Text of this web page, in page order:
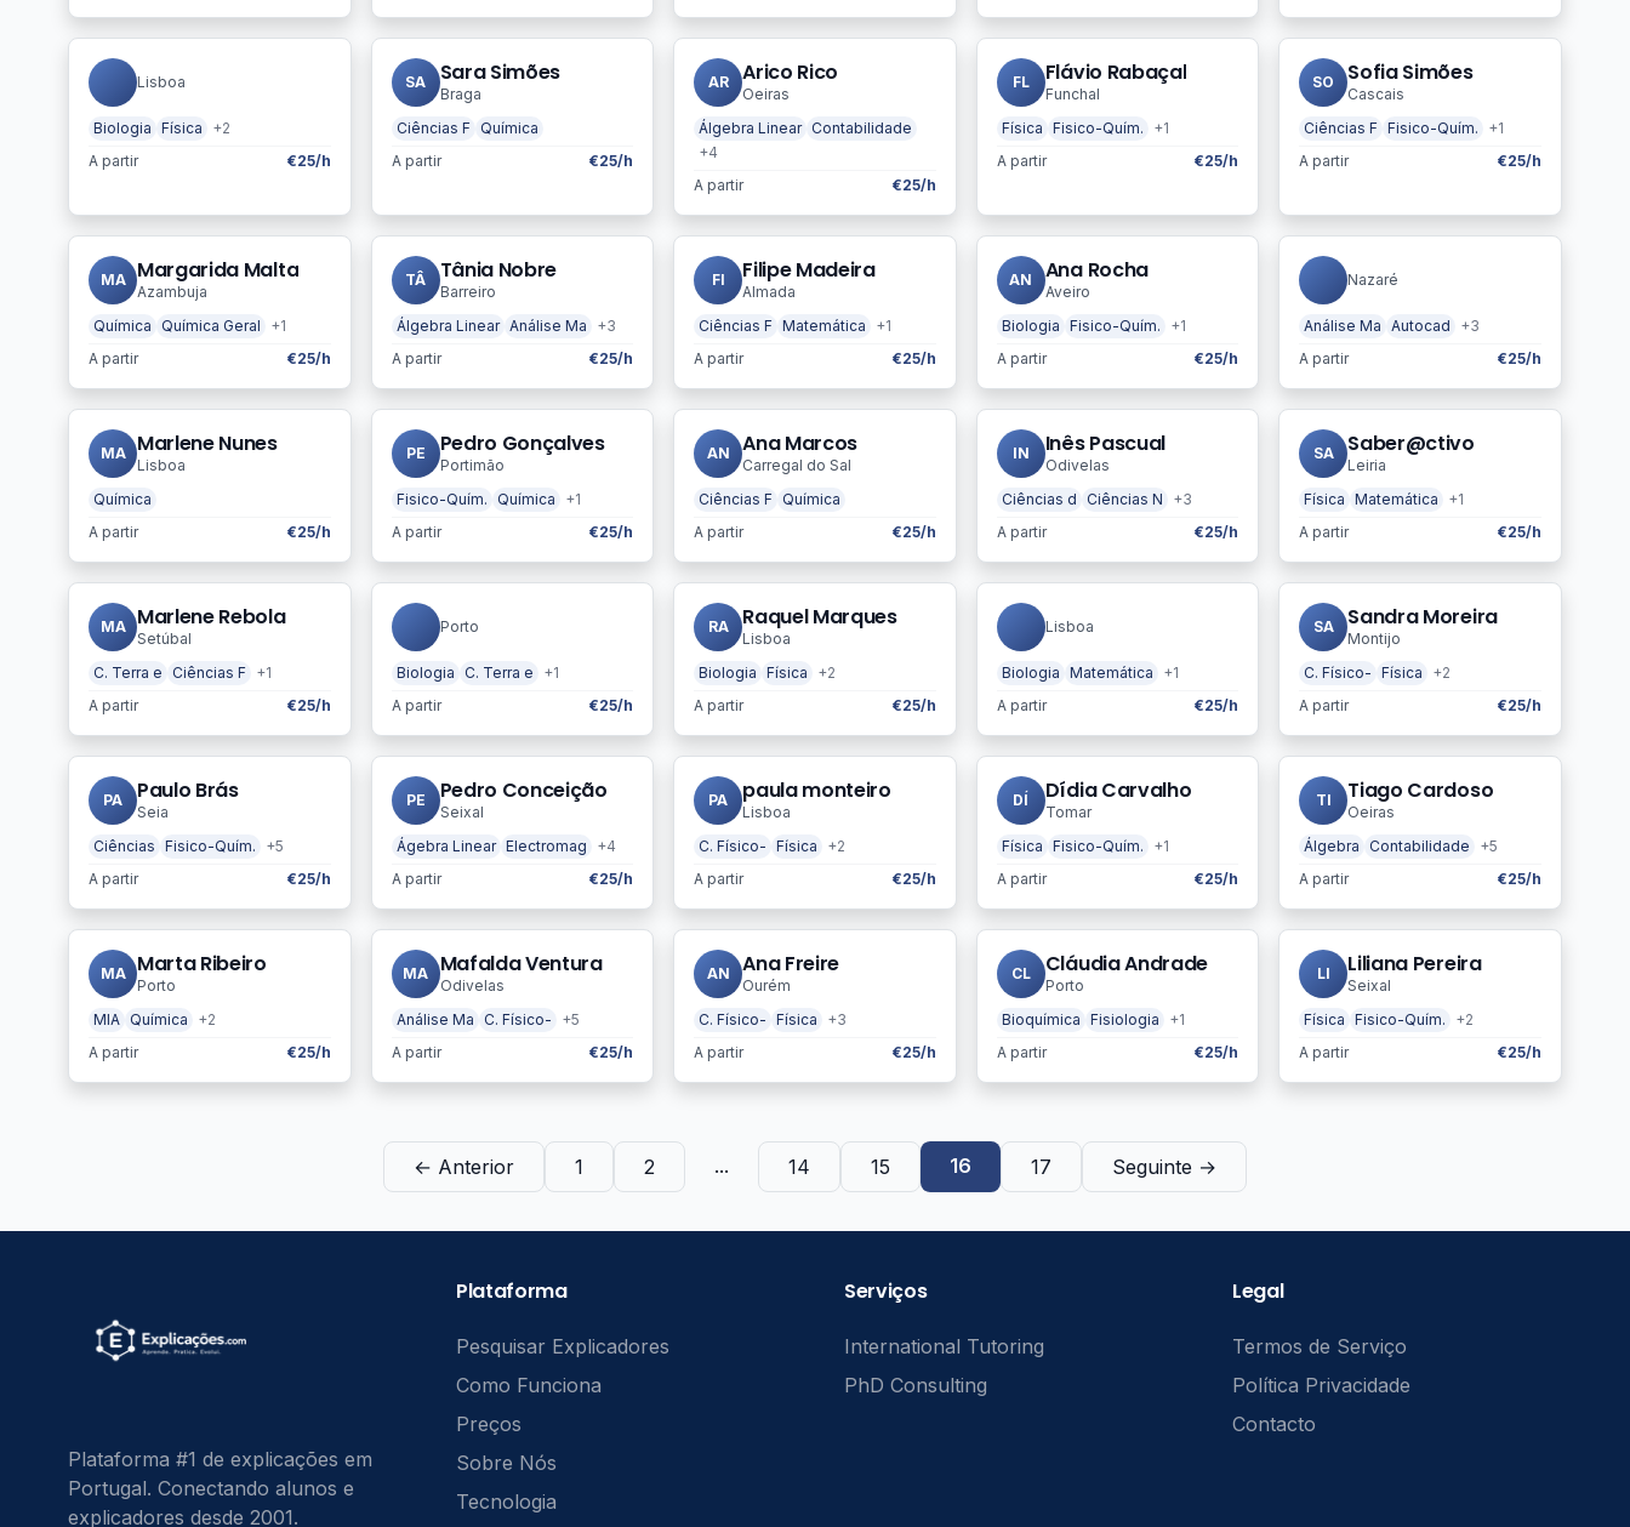
Lisboa
Biologia Física
+2
A partir
€25/h
SA Sara Simões
Braga
Ciências F
Química
A partir
€25/h
AR Arico Rico
Oeiras
Álgebra Linear Contabilidade
+4
A partir
€25/h
FL Flávio Rabaçal
Funchal
Física Fisico-Quím.
+1
A partir
€25/h
SO Sofia Simões
Cascais
Ciências F
Fisico-Quím.
+1
A partir
€25/h
MA Margarida Malta
Azambuja
Química
Química Geral
+1
A partir
€25/h
TÂ Tânia Nobre
Barreiro
Álgebra Linear Análise Ma
+3
A partir
€25/h
FI Filipe Madeira
Almada
Ciências F
Matemática
+1
A partir
€25/h
AN Ana Rocha
Aveiro
Biologia Fisico-Quím.
+1
A partir
€25/h
Nazaré
Análise Ma Autocad
+3
A partir
€25/h
MA Marlene Nunes
Lisboa
Química
A partir
€25/h
PE Pedro Gonçalves
Portimão
Fisico-Quím.
Química
+1
A partir
€25/h
AN Ana Marcos
Carregal do Sal
Ciências F
Química
A partir
€25/h
IN Inês Pascual
Odivelas
Ciências d
Ciências N
+3
A partir
€25/h
SA Saber@ctivo
Leiria
Física
Matemática
+1
A partir
€25/h
MA Marlene Rebola
Setúbal
C. Terra e
Ciências F
+1
A partir
€25/h
Porto
Biologia C. Terra e
+1
A partir
€25/h
RA Raquel Marques
Lisboa
Biologia
Física
+2
A partir
€25/h
Lisboa
Biologia Matemática
+1
A partir
€25/h
SA Sandra Moreira
Montijo
C. Físico-
Física
+2
A partir
€25/h
PA Paulo Brás
Seia
Ciências Fisico-Quím.
+5
A partir
€25/h
PE Pedro Conceição
Seixal
Ágebra Linear Electromag
+4
A partir
€25/h
PA paula monteiro
Lisboa
C. Físico-
Física
+2
A partir
€25/h
DÍ Dídia Carvalho
Tomar
Física Fisico-Quím.
+1
A partir
€25/h
TI Tiago Cardoso
Oeiras
Álgebra
Contabilidade
+5
A partir
€25/h
MA Marta Ribeiro
Porto
MIA Química
+2
A partir
€25/h
MA Mafalda Ventura
Odivelas
Análise Ma
C. Físico-
+5
A partir
€25/h
AN Ana Freire
Ourém
C. Físico-
Física
+3
A partir
€25/h
CL Cláudia Andrade
Porto
Bioquímica Fisiologia
+1
A partir
€25/h
LI Liliana Pereira
Seixal
Física
Fisico-Quím.
+2
A partir
€25/h
← Anterior 1 2 ... 14 15 16 17 Seguinte →
Plataforma #1 de explicações em
Portugal. Conectando alunos e
explicadores desde 2001.
Plataforma
Pesquisar Explicadores
Como Funciona
Preços
Sobre Nós
Tecnologia
Serviços
International Tutoring
PhD Consulting
Legal
Termos de Serviço
Política Privacidade
Contacto